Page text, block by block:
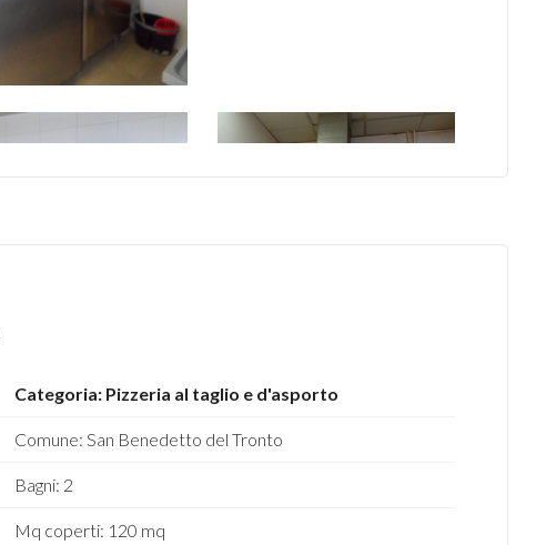
Categoria: Pizzeria al taglio e d'asporto
Comune: San Benedetto del Tronto
Bagni: 2
Mq coperti: 120 mq